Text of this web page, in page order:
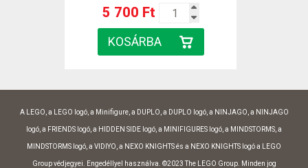
5 700 Ft
A LEGO, a LEGO logó, a Minifigure, a DUPLO, a DUPLO logó, a NINJAGO, a NINJAGO
logó, a FRIENDS logó, a HIDDEN SIDE logó, a MINIFIGURES logó, a MINDSTORMS, a
MINDSTORMS logó, a VIDIYO, a NEXO KNIGHTS és a NEXO KNIGHTS logó a LEGO
Group védjegyei. Engedéllyel használva. ©2023 The LEGO Group. Minden jog